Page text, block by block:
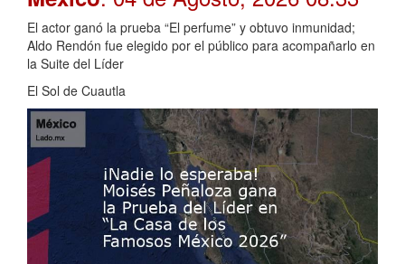
El actor ganó la prueba “El perfume” y obtuvo inmunidad;
Aldo Rendón fue elegido por el público para acompañarlo en
la Suite del Líder
El Sol de Cuautla